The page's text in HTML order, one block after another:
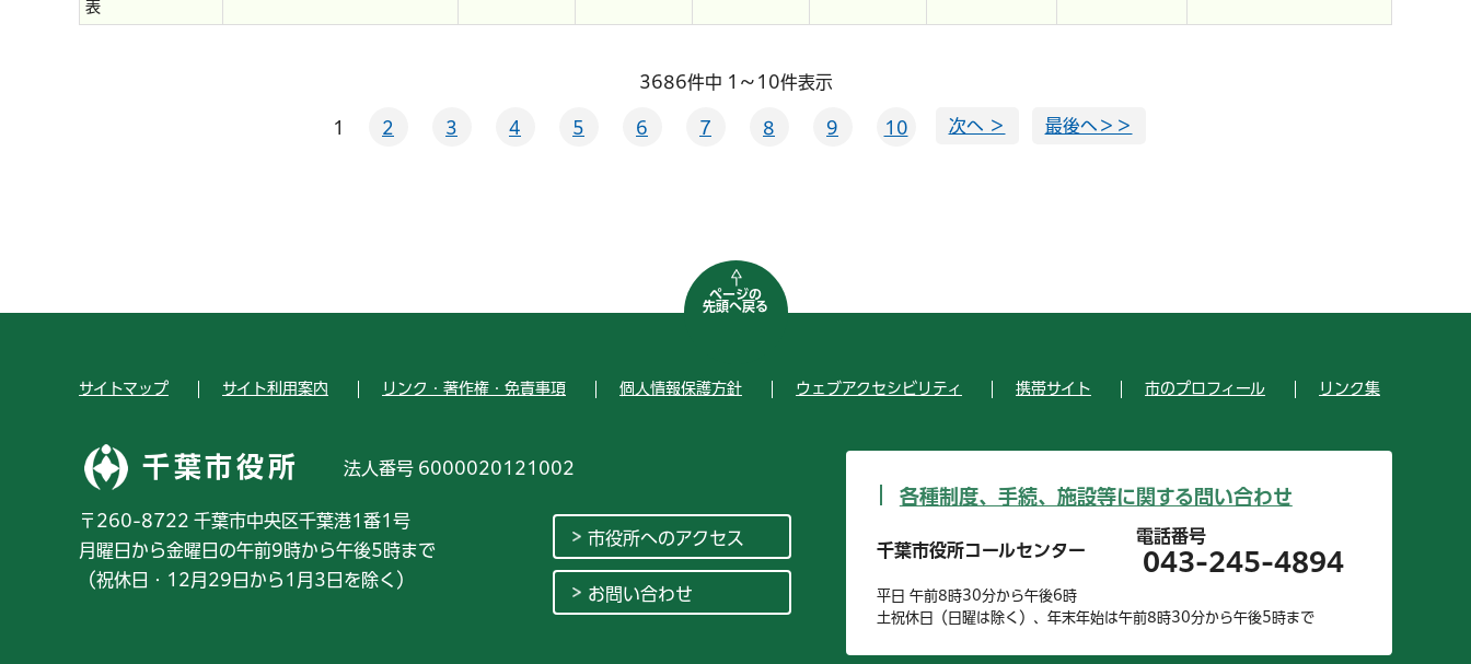
表
3686件中 1～10件表示
1 2 3 4 5 6 7 8 9 10 次へ ＞ 最後へ＞＞
ページの
先頭へ戻る
サイトマップ サイト利用案内 リンク・著作権・免責事項 個人情報保護方針 ウェブアクセシビリティ 携帯サイト 市のプロフィール リンク集
千葉市役所 法人番号 6000020121002
〒260-8722 千葉市中央区千葉港1番1号
月曜日から金曜日の午前9時から午後5時まで
（祝休日・12月29日から1月3日を除く）
市役所へのアクセス
お問い合わせ
各種制度、手続、施設等に関する問い合わせ
千葉市役所コールセンター
電話番号
043-245-4894
平日 午前8時30分から午後6時
土祝休日（日曜は除く）、年末年始は午前8時30分から午後5時まで